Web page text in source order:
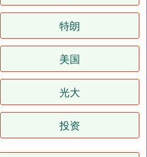
特朗
美国
光大
投资